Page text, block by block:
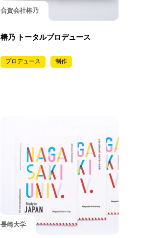
合資会社椿乃
椿乃 トータルプロデュース
プロデュース 制作
長崎大学